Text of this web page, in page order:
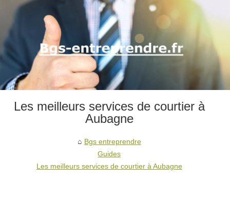
Les meilleurs services de courtier à
Aubagne
Bgs entreprendre
Guides
Les meilleurs services de courtier à Aubagne